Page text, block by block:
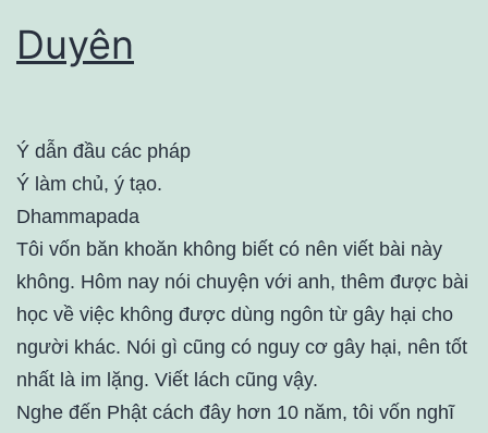
Duyên
Ý dẫn đầu các pháp
Ý làm chủ, ý tạo.
Dhammapada
Tôi vốn băn khoăn không biết có nên viết bài này
không. Hôm nay nói chuyện với anh, thêm được bài
học về việc không được dùng ngôn từ gây hại cho
người khác. Nói gì cũng có nguy cơ gây hại, nên tốt
nhất là im lặng. Viết lách cũng vậy.
Nghe đến Phật cách đây hơn 10 năm, tôi vốn nghĩ